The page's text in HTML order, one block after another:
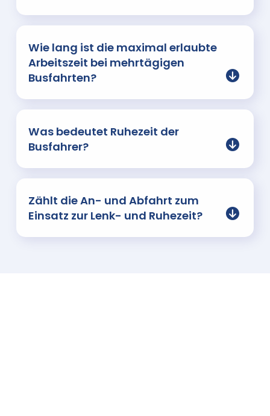
Wie lang ist die maximal erlaubte
Arbeitszeit bei mehrtägigen
Busfahrten?
Was bedeutet Ruhezeit der
Busfahrer?
Zählt die An- und Abfahrt zum
Einsatz zur Lenk- und Ruhezeit?